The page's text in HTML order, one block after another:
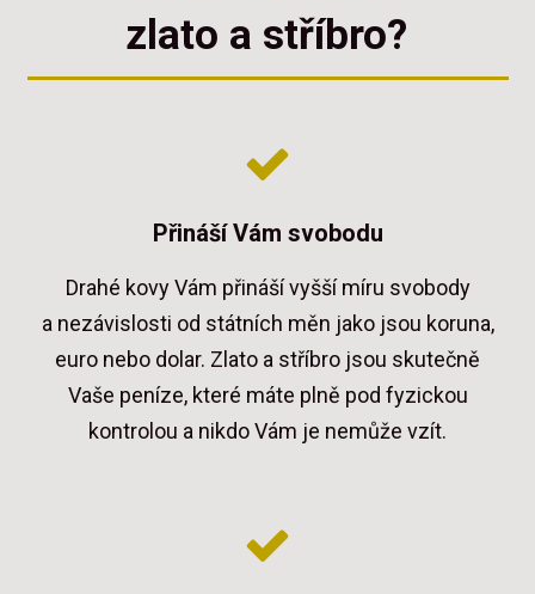
zlato a stříbro?
Přináší Vám svobodu
Drahé kovy Vám přináší vyšší míru svobody
a nezávislosti od státních měn jako jsou koruna,
euro nebo dolar. Zlato a stříbro jsou skutečně
Vaše peníze, které máte plně pod fyzickou
kontrolou a nikdo Vám je nemůže vzít.